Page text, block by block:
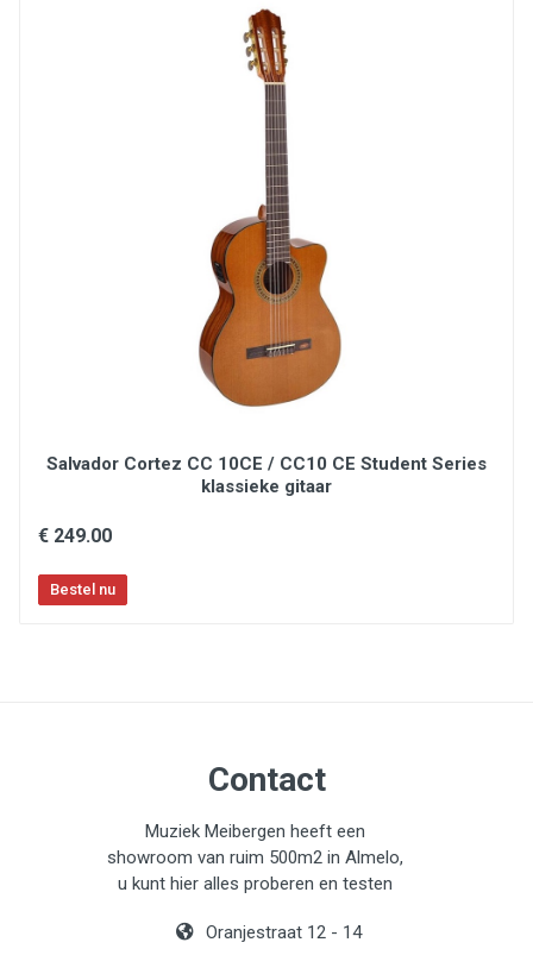
breedte hals op 12e fret: 61mm
schouders klankkast: 288mm
taille klankkast: 248mm
onderbreedte klankkast: 371mm
lengte klankkast: 484mm
diepte klankkast: 100mm
elektronica: Fishman Presys I met ingebouwd
strings: Savarez 500 AJ
Salvador Cortez CC 10CE / CC10 CE Student Series
klassieke gitaar
€ 249.00
Contact
Muziek Meibergen heeft een
showroom van ruim 500m2 in Almelo,
u kunt hier alles proberen en testen
Oranjestraat 12 - 14